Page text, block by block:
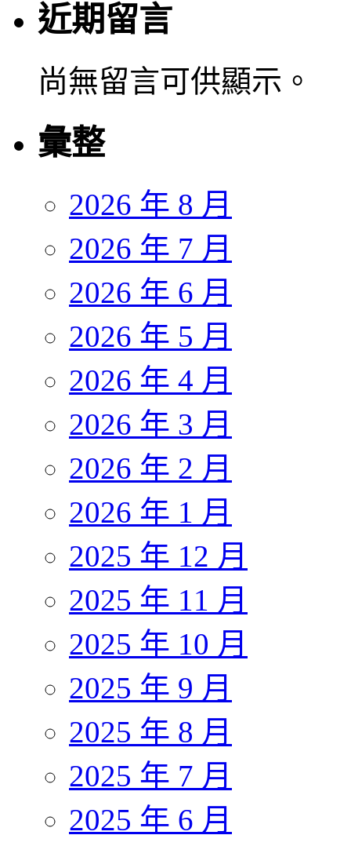
近期留言
尚無留言可供顯示。
彙整
2026 年 8 月
2026 年 7 月
2026 年 6 月
2026 年 5 月
2026 年 4 月
2026 年 3 月
2026 年 2 月
2026 年 1 月
2025 年 12 月
2025 年 11 月
2025 年 10 月
2025 年 9 月
2025 年 8 月
2025 年 7 月
2025 年 6 月